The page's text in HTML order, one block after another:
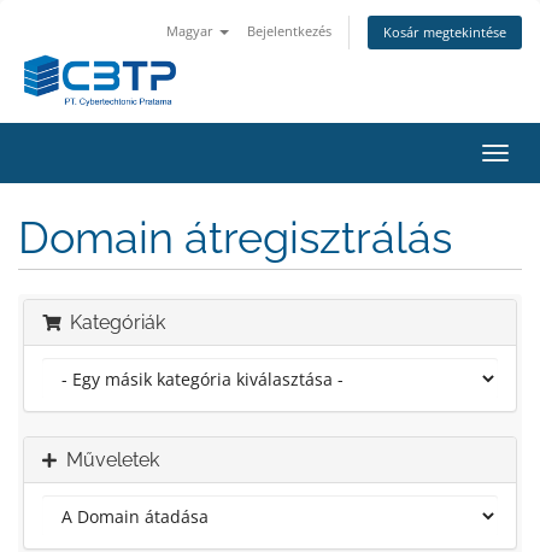
Magyar Bejelentkezés Kosár megtekintése
a
Domain átregisztrálás
Kategóriák
Műveletek